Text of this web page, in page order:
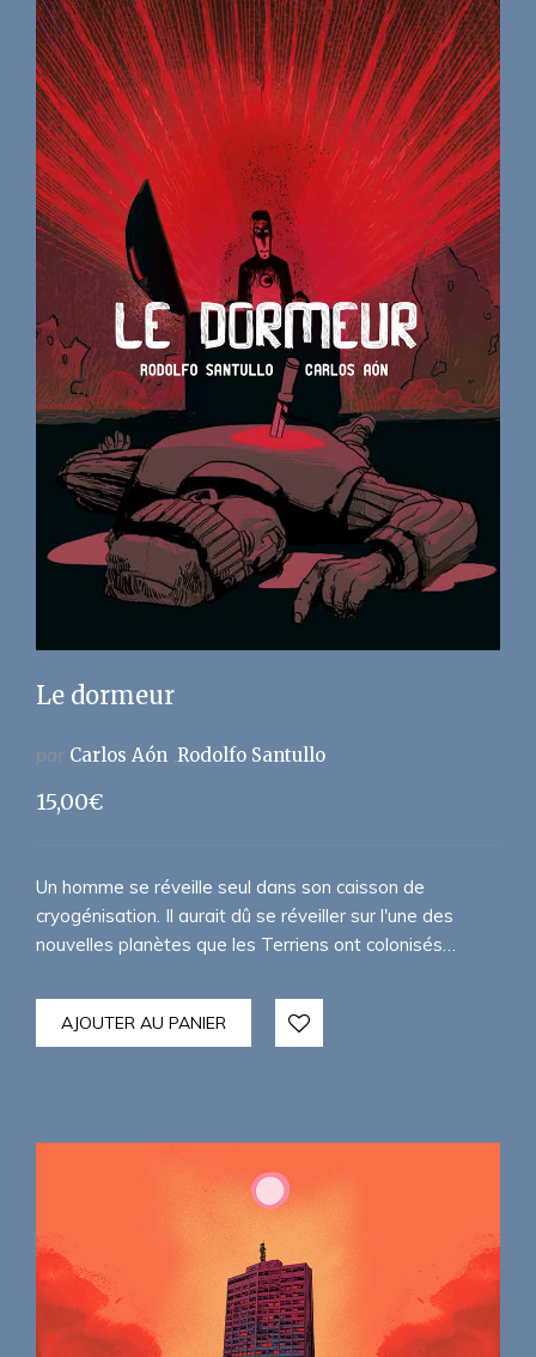
Le dormeur
par Carlos Aón Rodolfo Santullo
15,00€
Un homme se réveille seul dans son caisson de
cryogénisation. Il aurait dû se réveiller sur l'une des
nouvelles planètes que les Terriens ont colonisés…
AJOUTER AU PANIER